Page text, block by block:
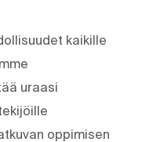
kaikille
uraasi
oppimisen